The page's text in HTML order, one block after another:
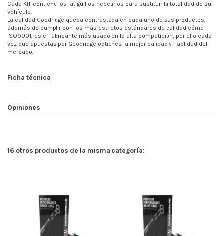
Cada KIT contiene los latiguillos necearios para sustituir la totalidad de su
vehículo.
La calidad Goodridge queda contrastada en cada uno de sus productos,
además de cumplir con los más estrictos estándares de calidad cómo
ISO9001, es el fabricante más usado en la alta competición, por ello cada
vez que apuestas por Goodridge obtienes la mejor calidad y fiablidad del
mercado.
Ficha técnica
Opiniones
16 otros productos de la misma categoría: